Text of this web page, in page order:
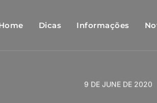
Dicas Informações
9 DE JUNE DE 2020